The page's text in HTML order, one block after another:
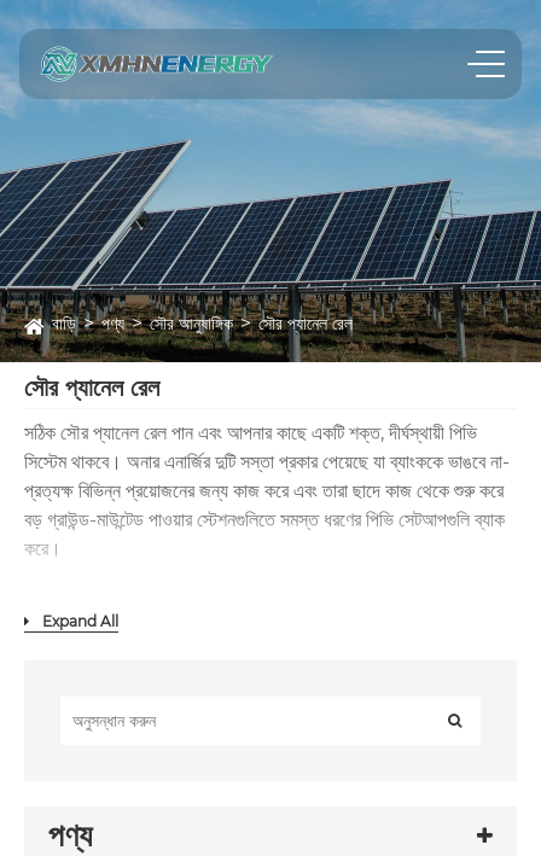
বাড়ি পণ্য সৌর আনুষাঙ্গিক সৌর প্যানেল রেল
সৌর প্যানেল রেল
সঠিক সৌর প্যানেল রেল পান এবং আপনার কাছে একটি শক্ত, দীর্ঘস্থায়ী পিভি
সিস্টেম থাকবে। অনার এনার্জির দুটি সস্তা প্রকার পেয়েছে যা ব্যাংককে ভাঙবে না-
প্রত্যক্ষ বিভিন্ন প্রয়োজনের জন্য কাজ করে এবং তারা ছাদে কাজ থেকে শুরু করে
বড় গ্রাউন্ড-মাউন্টেড পাওয়ার স্টেশনগুলিতে সমস্ত ধরণের পিভি সেটআপগুলি ব্যাক
করে।
Expand All
পণ্য